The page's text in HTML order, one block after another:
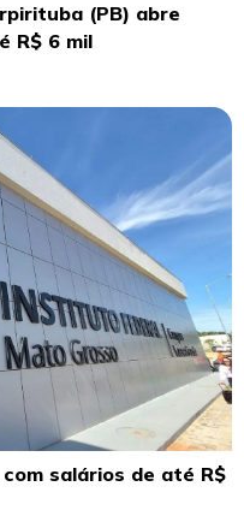
(PB) abre
R$ 6 mil
salários de até R$